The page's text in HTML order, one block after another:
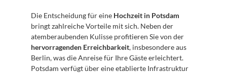
Die Entscheidung für eine Hochzeit in Potsdam
bringt zahlreiche Vorteile mit sich. Neben der
hervorragenden Erreichbarkeit, insbesondere aus
Berlin, was die Anreise für Ihre Gäste erleichtert.
Potsdam verfügt über eine etablierte Infrastruktur